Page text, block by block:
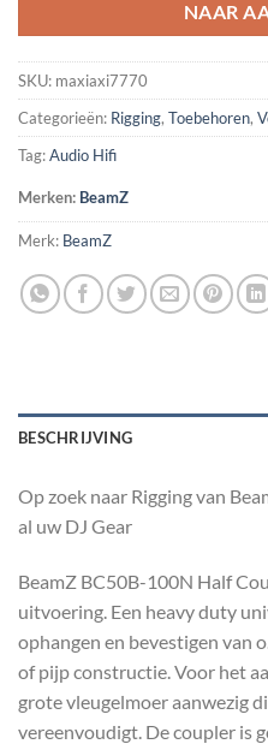
NAAR
SKU: maxiaxi7770
Categorieën: Rigging, Toebehoren,
Tag:Audio Hifi
Merken: BeamZ
Merk: BeamZ
BESCHRIJVING
Op zoek naar Rigging van
al uw DJ Gear
BeamZ BC50B-100N Half
uitvoering. Een heavy duty
ophangen en bevestigen van
of pijp constructie. Voor het
grote vleugelmoer aanwezig
vereenvoudigt. De coupler is